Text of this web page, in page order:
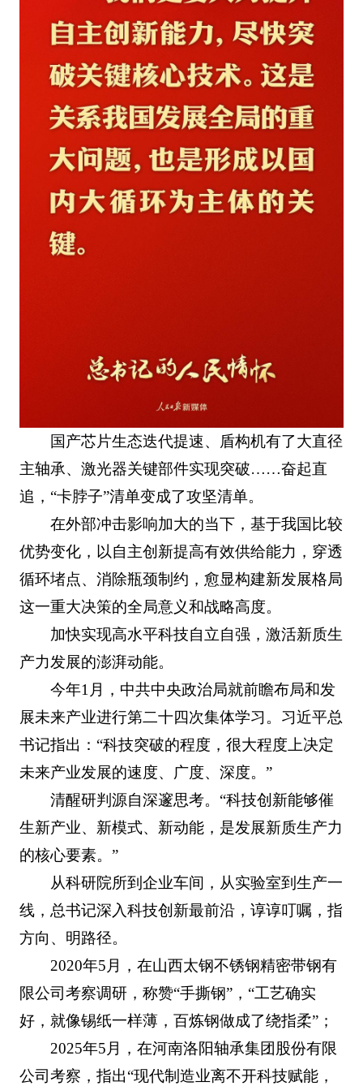
国产芯片生态迭代提速、盾构机有了大直径
主轴承、激光器关键部件实现突破……奋起直
追，“卡脖子”清单变成了攻坚清单。
在外部冲击影响加大的当下，基于我国比较
优势变化，以自主创新提高有效供给能力，穿透
循环堵点、消除瓶颈制约，愈显构建新发展格局
这一重大决策的全局意义和战略高度。
加快实现高水平科技自立自强，激活新质生
产力发展的澎湃动能。
今年1月，中共中央政治局就前瞻布局和发
展未来产业进行第二十四次集体学习。习近平总
书记指出：“科技突破的程度，很大程度上决定
未来产业发展的速度、广度、深度。”
清醒研判源自深邃思考。“科技创新能够催
生新产业、新模式、新动能，是发展新质生产力
的核心要素。”
从科研院所到企业车间，从实验室到生产一
线，总书记深入科技创新最前沿，谆谆叮嘱，指
方向、明路径。
2020年5月，在山西太钢不锈钢精密带钢有
限公司考察调研，称赞“手撕钢”，“工艺确实
好，就像锡纸一样薄，百炼钢做成了绕指柔”；
2025年5月，在河南洛阳轴承集团股份有限
公司考察，指出“现代制造业离不开科技赋能，